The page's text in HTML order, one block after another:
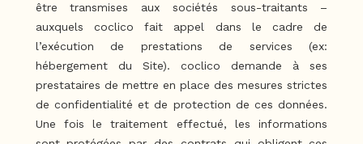
être transmises aux sociétés sous-traitants –
auxquels coclico fait appel dans le cadre de
l’exécution de prestations de services (ex:
hébergement du Site). coclico demande à ses
prestataires de mettre en place des mesures strictes
de confidentialité et de protection de ces données.
Une fois le traitement effectué, les informations